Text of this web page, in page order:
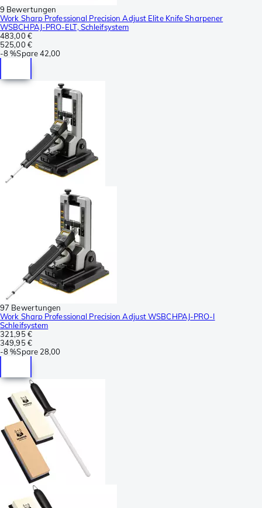
9 Bewertungen
Work Sharp Professional Precision Adjust Elite Knife Sharpener
WSBCHPAJ-PRO-ELT, Schleifsystem
483,00 €
525,00 €
-8 %Spare42,00
97 Bewertungen
Work Sharp Professional Precision Adjust WSBCHPAJ-PRO-I
Schleifsystem
321,95 €
349,95 €
-8 %Spare 28,00